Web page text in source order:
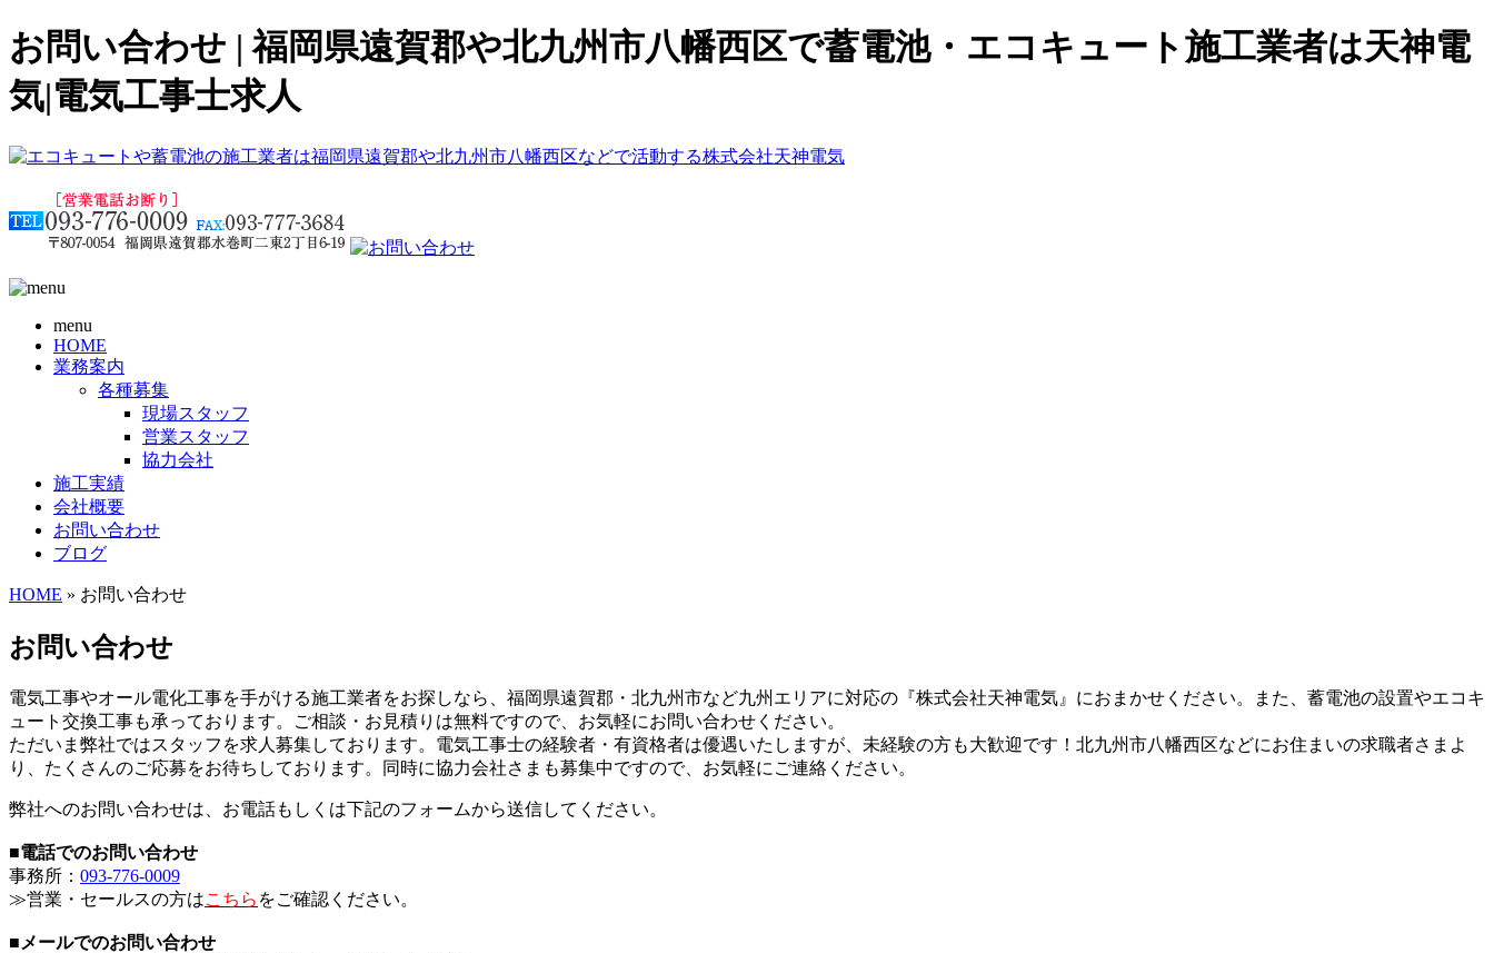
お問い合わせ | 福岡県遠賀郡や北九州市八幡西区で蓄電池・エコキュート施工業者は天神電
気|電気工事士求人
menu
HOME
業務案内
各種募集
現場スタッフ
営業スタッフ
協力会社
施工実績
会社概要
お問い合わせ
ブログ
HOME » お問い合わせ
お問い合わせ
電気工事やオール電化工事を手がける施工業者をお探しなら、福岡県遠賀郡・北九州市など九州エリアに対応の『株式会社天神電気』におまかせください。また、蓄電池の設置やエコキ
ュート交換工事も承っております。ご相談・お見積りは無料ですので、お気軽にお問い合わせください。
ただいま弊社ではスタッフを求人募集しております。電気工事士の経験者・有資格者は優遇いたしますが、未経験の方も大歓迎です！北九州市八幡西区などにお住まいの求職者さまよ
り、たくさんのご応募をお待ちしております。同時に協力会社さまも募集中ですので、お気軽にご連絡ください。
弊社へのお問い合わせは、お電話もしくは下記のフォームから送信してください。
■電話でのお問い合わせ
事務所： 093-776-0009
≫営業・セールスの方はこちら をご確認ください。
■メールでのお問い合わせ